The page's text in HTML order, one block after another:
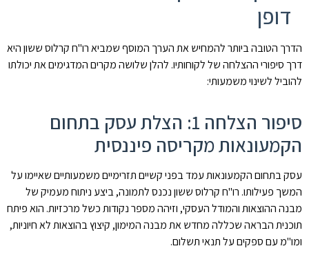
דופן
הדרך הטובה ביותר להמחיש את הערך המוסף שמביא רו"ח קרלוס ששון היא
דרך סיפורי ההצלחה של לקוחותיו. להלן שלושה מקרים המדגימים את יכולתו
להוביל לשינוי משמעותי:
סיפור הצלחה 1: הצלת עסק בתחום
הקמעונאות מקריסה פיננסית
עסק בתחום הקמעונאות עמד בפני קשיים תזרימיים משמעותיים שאיימו על
המשך פעילותו. רו"ח קרלוס ששון נכנס לתמונה, ביצע ניתוח מעמיק של
מבנה ההוצאות והמודל העסקי, וזיהה מספר נקודות כשל מרכזיות. הוא פיתח
תוכנית הבראה שכללה מחדש את מבנה המימון, קיצוץ בהוצאות לא חיוניות,
ומו"מ עם ספקים על תנאי תשלום.